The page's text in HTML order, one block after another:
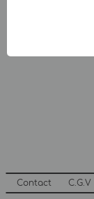
Contact C.G.V